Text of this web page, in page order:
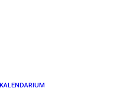
KALENDARIUM